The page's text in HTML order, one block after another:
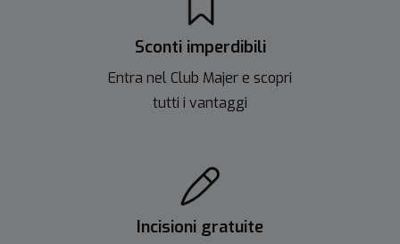
Sconti imperdibili
Entra nel Club Majer e scopri
tutti i vantaggi
Incisioni gratuite